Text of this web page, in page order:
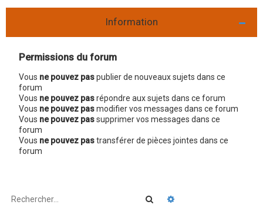
Information
Permissions du forum
Vous ne pouvez paspublier de nouveaux sujets dans ce
forum
Vous ne pouvez pasrépondre aux sujets dans ce forum
Vous ne pouvez pasmodifier vos messages dans ce forum
Vous ne pouvez passupprimer vos messages dans ce
forum
Vous ne pouvez pastransférer de pièces jointes dans ce
forum
Rechercher